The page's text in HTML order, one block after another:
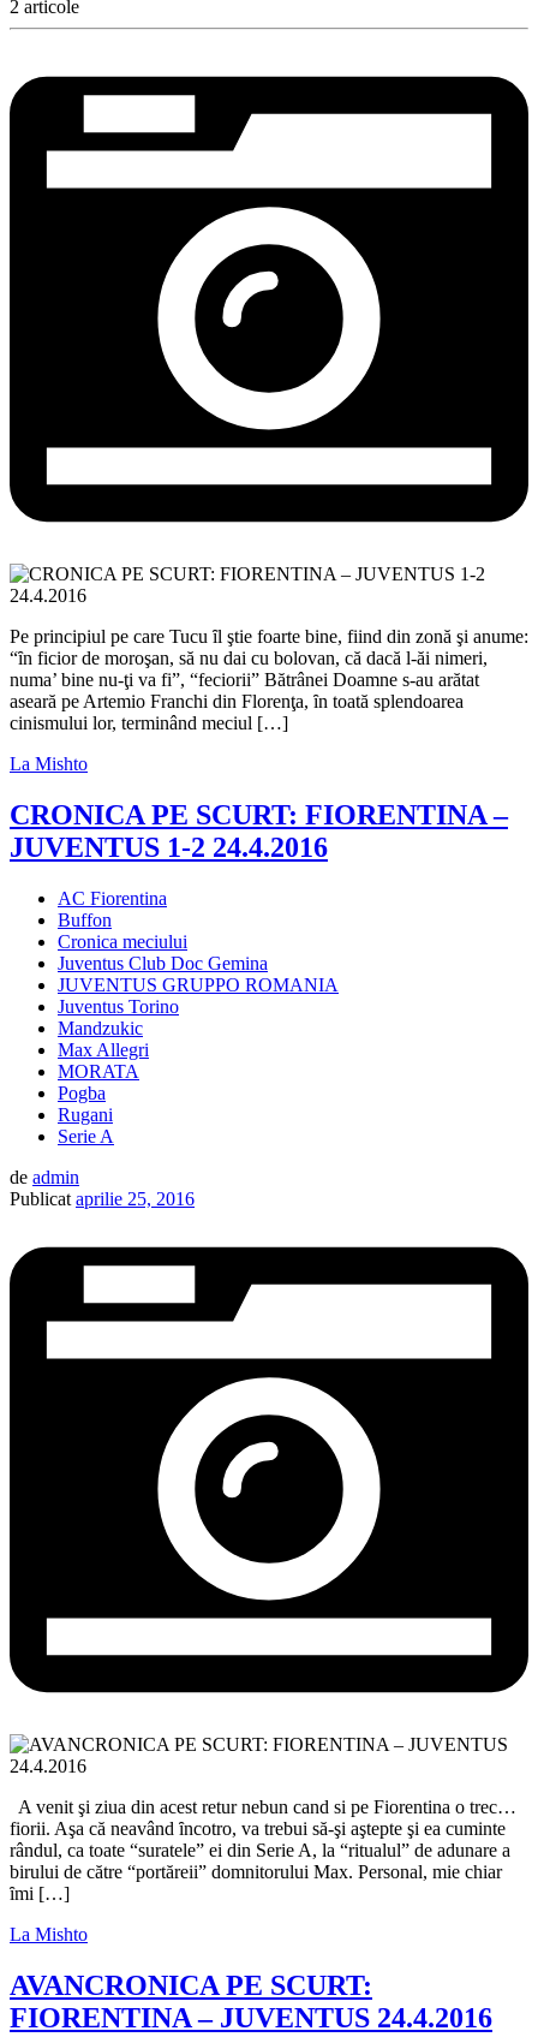
2 articole
Pe principiul pe care Tucu ȋl ştie foarte bine, fiind din zonă şi anume:
“ȋn ficior de moroşan, să nu dai cu bolovan, că dacă l-ăi nimeri,
numa’ bine nu-ţi va fi”, “feciorii” Bătrânei Doamne s-au arătat
aseară pe Artemio Franchi din Florenţa, ȋn toată splendoarea
cinismului lor, terminând meciul […]
La Mishto
CRONICA PE SCURT: FIORENTINA –
JUVENTUS 1-2 24.4.2016
AC Fiorentina
Buffon
Cronica meciului
Juventus Club Doc Gemina
JUVENTUS GRUPPO ROMANIA
Juventus Torino
Mandzukic
Max Allegri
MORATA
Pogba
Rugani
Serie A
de admin
Publicat aprilie 25, 2016
A venit şi ziua din acest retur nebun cand si pe Fiorentina o trec…
fiorii. Aşa că neavând ȋncotro, va trebui să-şi aştepte şi ea cuminte
rândul, ca toate “suratele” ei din Serie A, la “ritualul” de adunare a
birului de către “portăreii” domnitorului Max. Personal, mie chiar
ȋmi […]
La Mishto
AVANCRONICA PE SCURT:
FIORENTINA – JUVENTUS 24.4.2016